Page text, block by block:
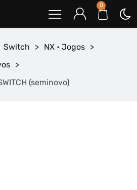
0
Switch > NX • Jogos >
>
(seminovo)